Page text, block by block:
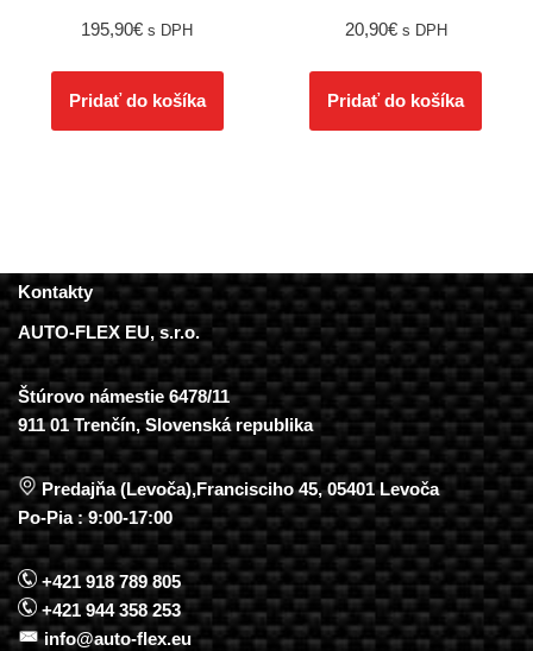
195,90€ s DPH
Pridať do košíka
20,90€ s DPH
Pridať do košíka
Kontakty
AUTO-FLEX EU, s.r.o.
Štúrovo námestie 6478/11
911 01 Trenčín, Slovenská republika
Predajňa (Levoča),Francisciho 45, 05401 Levoča
Po-Pia : 9:00-17:00
+421 918 789 805
+421 944 358 253
info@auto-flex.eu